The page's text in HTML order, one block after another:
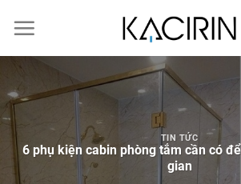
TIN TỨC
6 phụ kiện cabin phòng tắm cần có
gian